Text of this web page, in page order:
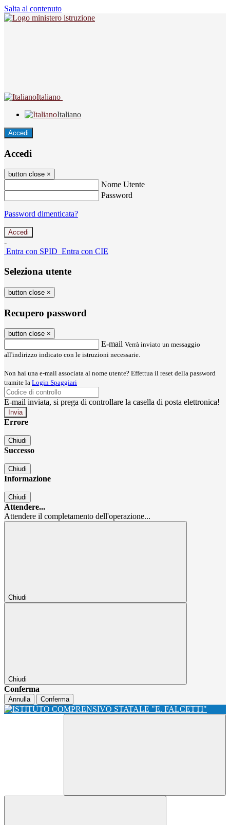
Salta al contenuto
Italiano
Italiano
Accedi
Accedi
button close ×
Nome Utente
Password
Password dimenticata?
-
Entra con SPID Entra con CIE
Seleziona utente
button close ×
Recupero password
button close ×
E-mail Verrà inviato un messaggio
all'indirizzo indicato con le istruzioni necessarie.
Non hai una e-mail associata al nome utente? Effettua il reset della password
tramite la Login Spaggiari
E-mail inviata, si prega di controllare la casella di posta elettronica!
Errore
Chiudi
Successo
Chiudi
Informazione
Chiudi
Attendere...
Attendere il completamento dell'operazione...
Chiudi
Chiudi
Conferma
Annulla Conferma